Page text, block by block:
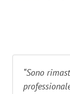
“Sono